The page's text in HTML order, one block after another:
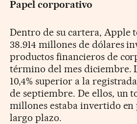
Papel corporativo
Dentro de su cartera, Apple
38.914 millones de dólares
productos financieros de
término del mes diciembre.
10,4% superior a la
de septiembre. De ellos, un
millones estaba invertido en
largo plazo.